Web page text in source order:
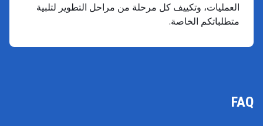
العمليات، وتكييف كل مرحلة من مراحل التطوير لتلبية
متطلباتكم الخاصة.
FAQ